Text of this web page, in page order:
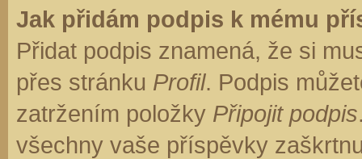
Jak přidám podpis k mému
Přidat podpis znamená, že si
přes stránku Profil. Podpis
zatržením položky Připojit podpis
všechny vaše příspěvky